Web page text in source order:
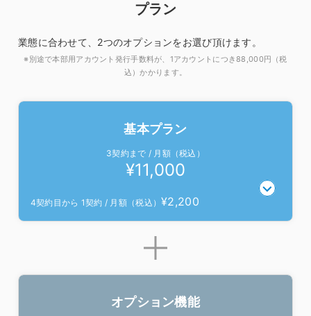
プラン
業態に合わせて、2つのオプションをお選び頂けます。
※別途で本部用アカウント発行手数料が、1アカウントにつき88,000円（税
込）かかります。
基本プラン
3契約まで / 月額（税込）
¥11,000
4契約目から 1契約 / 月額（税込）¥2,200
オプション機能